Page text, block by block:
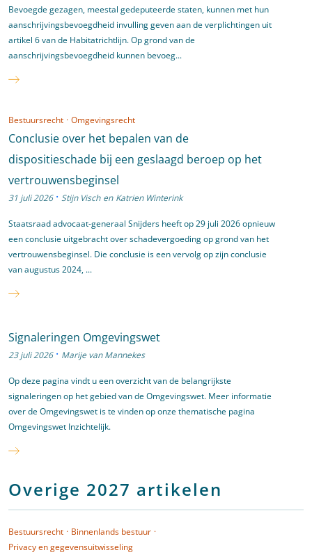
Bevoegde gezagen, meestal gedeputeerde staten, kunnen met hun
aanschrijvingsbevoegdheid invulling geven aan de verplichtingen uit
artikel 6 van de Habitatrichtlijn. Op grond van de
aanschrijvingsbevoegdheid kunnen bevoeg...
Bestuursrecht · Omgevingsrecht
Conclusie over het bepalen van de
dispositieschade bij een geslaagd beroep op het
vertrouwensbeginsel
31 juli 2026 · Stijn Visch en Katrien Winterink
Staatsraad advocaat-generaal Snijders heeft op 29 juli 2026 opnieuw
een conclusie uitgebracht over schadevergoeding op grond van het
vertrouwensbeginsel. Die conclusie is een vervolg op zijn conclusie
van augustus 2024, ...
Signaleringen Omgevingswet
23 juli 2026 · Marije van Mannekes
Op deze pagina vindt u een overzicht van de belangrijkste
signaleringen op het gebied van de Omgevingswet. Meer informatie
over de Omgevingswet is te vinden op onze thematische pagina
Omgevingswet Inzichtelijk.
Overige 2027 artikelen
Bestuursrecht · Binnenlands bestuur ·
Privacy en gegevensuitwisseling